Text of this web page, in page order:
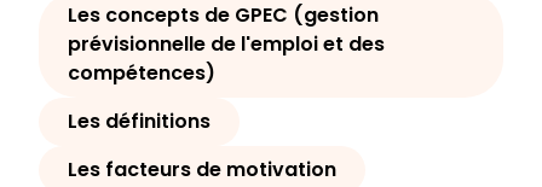
Les concepts de GPEC (gestion
prévisionnelle de l'emploi et des
compétences)
Les définitions
Les facteurs de motivation